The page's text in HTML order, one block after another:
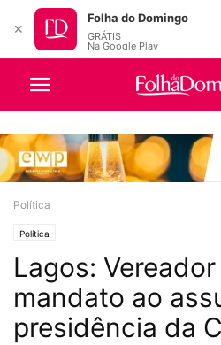
Política
Política
Lagos:
mandato ao
presidência da
✕
Folha do Domingo
GRÁTIS
Na Google Play